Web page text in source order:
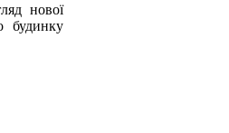
нової
будинку